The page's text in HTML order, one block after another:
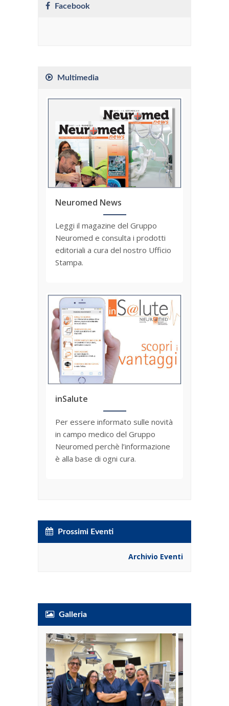
Facebook
Multimedia
Neuromed News
ANEMPTYTEXTLLINE
Leggi il magazine del Gruppo
Neuromed e consulta i prodotti
editoriali a cura del nostro Ufficio
Stampa.
inSalute
ANEMPTYTEXTLLINE
Per essere informato sulle novità
in campo medico del Gruppo
Neuromed perchè l’informazione
è alla base di ogni cura.
Prossimi Eventi
Archivio Eventi
Galleria